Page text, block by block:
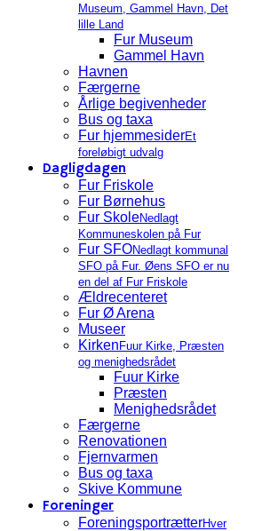
Museum, Gammel Havn, Det
lille Land
Fur Museum
Gammel Havn
Havnen
Færgerne
Årlige begivenheder
Bus og taxa
Fur hjemmesiderEt
foreløbigt udvalg
Dagligdagen
Fur Friskole
Fur Børnehus
Fur SkoleNedlagt
Kommuneskolen på Fur
Fur SFONedlagt kommunal
SFO på Fur. Øens SFO er nu
en del af Fur Friskole
Ældrecenteret
Fur Ø Arena
Museer
Kirken Fuur Kirke, Præsten
og menighedsrådet
Fuur Kirke
Præsten
Menighedsrådet
Færgerne
Renovationen
Fjernvarmen
Bus og taxa
Skive Kommune
Foreninger
ForeningsportrætterHver